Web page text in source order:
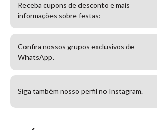
Receba cupons de desconto e mais
informações sobre festas:
Confira nossos grupos exclusivos de
WhatsApp.
Siga também nosso perfil no Instagram.